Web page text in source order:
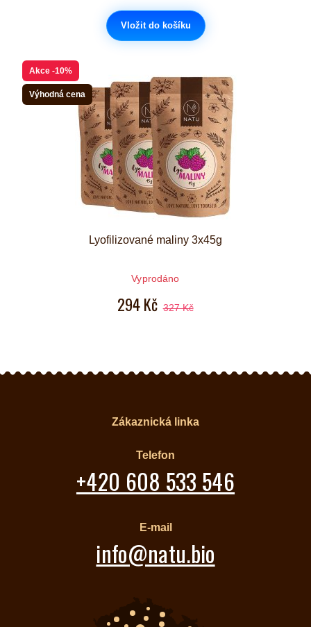
Vložit do košíku
Akce -10%
Výhodná cena
Lyofilizované maliny 3x45g
Vyprodáno
294 Kč 327 Kč
Zákaznická linka
Telefon
+420 608 533 546
E-mail
info@natu.bio